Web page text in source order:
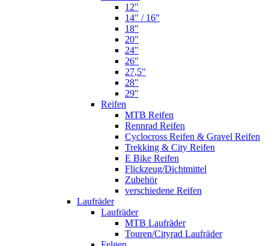
12"
14" / 16"
18"
20"
24"
26"
27,5"
28"
29"
Reifen
MTB Reifen
Rennrad Reifen
Cyclocross Reifen & Gravel Reifen
Trekking & City Reifen
E Bike Reifen
Flickzeug/Dichtmittel
Zubehör
verschiedene Reifen
Laufräder
Laufräder
MTB Laufräder
Touren/Cityrad Laufräder